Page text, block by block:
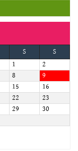
S
S
1
2
8
9
15
16
22
23
29
30